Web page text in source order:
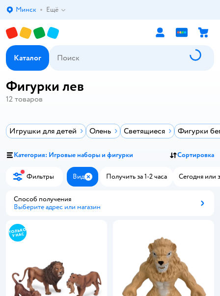
Выбор адреса доставки.
Минск Ещё
Каталог
Фигурки лев
12 товаров
Игрушки для детей Олень Светящиеся Фигурки
Категория: Игровые наборы и фигурки Сортировка
Фильтры Вид ЗакрытьПолучить за 1-2 часа Сегодня или
Способ получения
Выберите адрес или магазин